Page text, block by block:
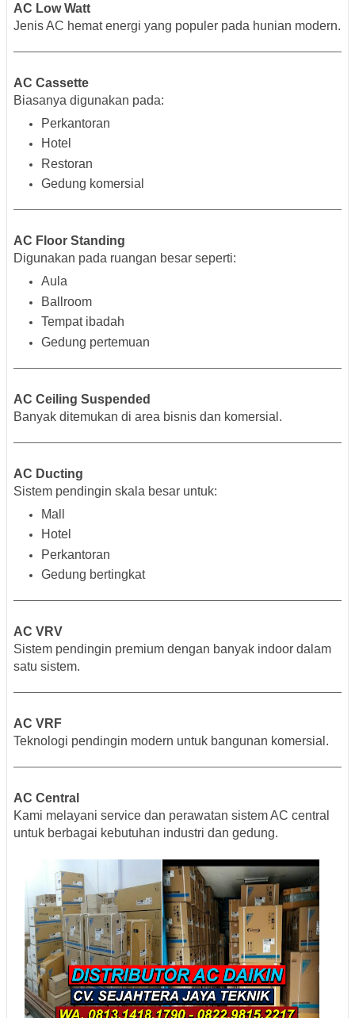
AC Low Watt
Jenis AC hemat energi yang populer pada hunian modern.
AC Cassette
Biasanya digunakan pada:
Perkantoran
Hotel
Restoran
Gedung komersial
AC Floor Standing
Digunakan pada ruangan besar seperti:
Aula
Ballroom
Tempat ibadah
Gedung pertemuan
AC Ceiling Suspended
Banyak ditemukan di area bisnis dan komersial.
AC Ducting
Sistem pendingin skala besar untuk:
Mall
Hotel
Perkantoran
Gedung bertingkat
AC VRV
Sistem pendingin premium dengan banyak indoor dalam
satu sistem.
AC VRF
Teknologi pendingin modern untuk bangunan komersial.
AC Central
Kami melayani service dan perawatan sistem AC central
untuk berbagai kebutuhan industri dan gedung.